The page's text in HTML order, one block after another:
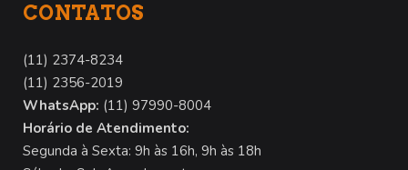
CONTATOS
(11) 2374-8234
(11) 2356-2019
WhatsApp: (11) 97990-8004
Horário de Atendimento:
Segunda à Sexta: 9h às 16h, 9h às 18h